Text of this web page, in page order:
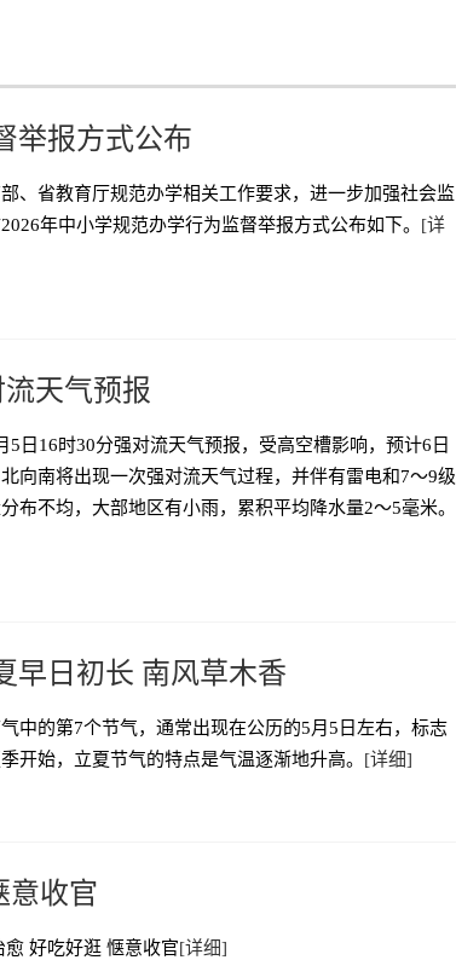
举报方式公布
、省教育厅规范办学相关工作要求，进一步加强社会监
年中小学规范办学行为监督举报方式公布如下。 [详
天气预报
5日16时30分强对流天气预报，受高空槽影响，预计6日
向南将出现一次强对流天气过程，并伴有雷电和7～9级
布不均，大部地区有小雨，累积平均降水量2～5毫米。
早日初长 南风草木香
中的第7个节气，通常出现在公历的5月5日左右，标志
开始，立夏节气的特点是气温逐渐地升高。 [详细]
意收官
愈 好吃好逛 惬意收官[详细]